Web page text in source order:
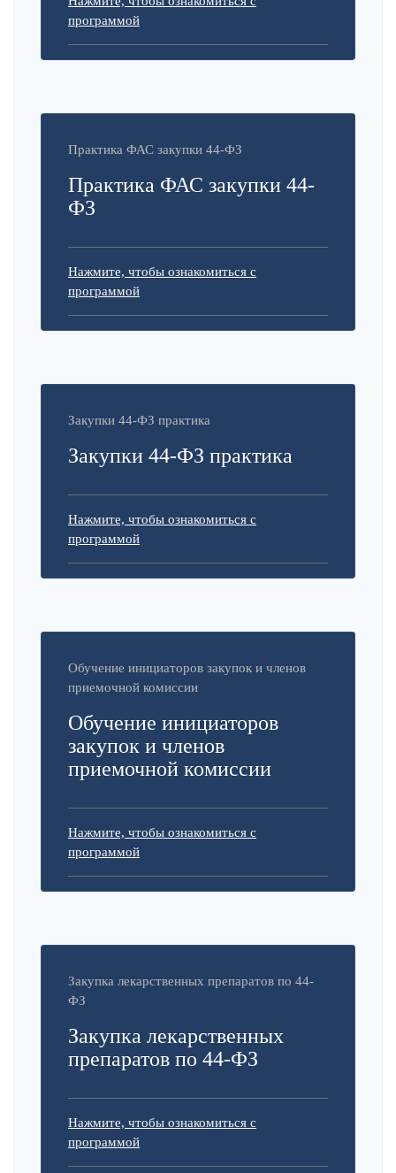
программой
Практика ФАС закупки 44-ФЗ
Практика ФАС закупки 44-
ФЗ
Нажмите, чтобы ознакомиться с
программой
Закупки 44-ФЗ практика
Закупки 44-ФЗ практика
Нажмите, чтобы ознакомиться с
программой
Обучение инициаторов закупок и членов
приемочной комиссии
Обучение инициаторов
закупок и членов
приемочной комиссии
Нажмите, чтобы ознакомиться с
программой
Закупка лекарственных препаратов по 44-
ФЗ
Закупка лекарственных
препаратов по 44-ФЗ
Нажмите, чтобы ознакомиться с
программой